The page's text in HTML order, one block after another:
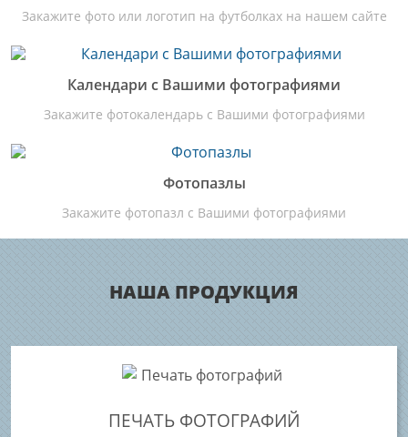
Закажите фото или логотип на футболках на нашем сайте
Календари с Вашими фотографиями
Закажите фотокалендарь с Вашими фотографиями
Фотопазлы
Закажите фотопазл с Вашими фотографиями
НАША ПРОДУКЦИЯ
ПЕЧАТЬ ФОТОГРАФИЙ